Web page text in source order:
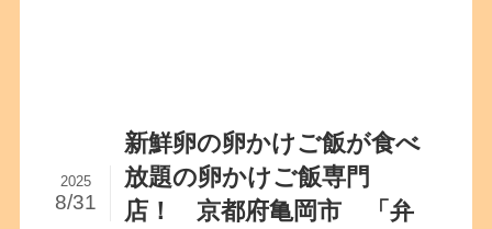
新鮮卵の卵かけご飯が食べ
放題の卵かけご飯専門
店！ 京都府亀岡市 「弁
2025
8/31